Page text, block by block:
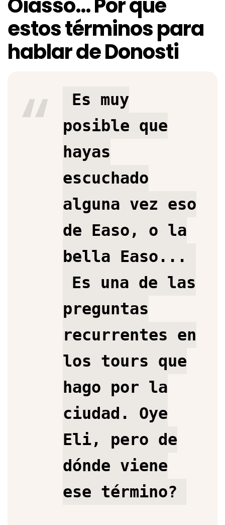
estos términos para
hablar de Donosti
Es muy
posible que
hayas
escuchado
alguna vez eso
de Easo, o la
bella Easo...
Es una de las
preguntas
recurrentes en
los tours que
hago por la
ciudad. Oye
Eli, pero de
dónde viene
ese término?